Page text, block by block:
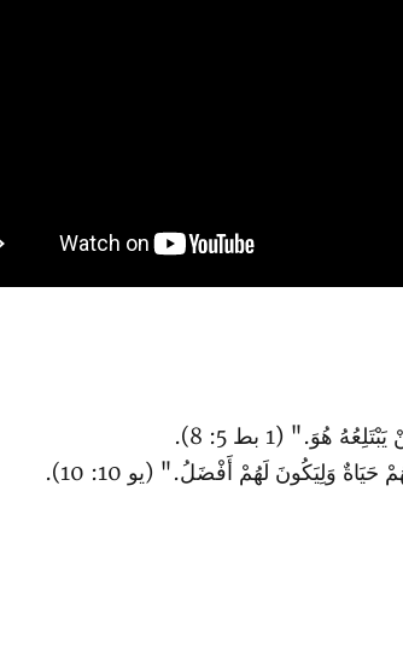
(1 بط 5: 8).
وَلِيَكُونَ لَهُمْ أَفْضَلُ." (يو 10: 10).